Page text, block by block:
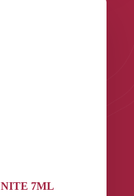
NITE 7ML